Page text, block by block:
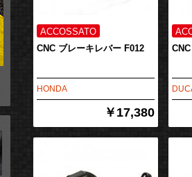
CNC ブレーキレバー F012
HONDA
￥17,380